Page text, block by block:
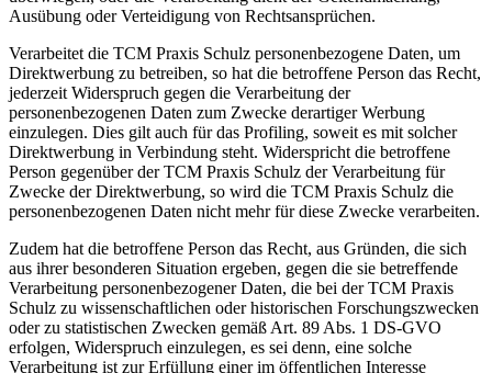
Ausübung oder Verteidigung von Rechtsansprüchen.
Verarbeitet die TCM Praxis Schulz personenbezogene Daten, um
Direktwerbung zu betreiben, so hat die betroffene Person das Recht,
jederzeit Widerspruch gegen die Verarbeitung der
personenbezogenen Daten zum Zwecke derartiger Werbung
einzulegen. Dies gilt auch für das Profiling, soweit es mit solcher
Direktwerbung in Verbindung steht. Widerspricht die betroffene
Person gegenüber der TCM Praxis Schulz der Verarbeitung für
Zwecke der Direktwerbung, so wird die TCM Praxis Schulz die
personenbezogenen Daten nicht mehr für diese Zwecke verarbeiten.
Zudem hat die betroffene Person das Recht, aus Gründen, die sich
aus ihrer besonderen Situation ergeben, gegen die sie betreffende
Verarbeitung personenbezogener Daten, die bei der TCM Praxis
Schulz zu wissenschaftlichen oder historischen Forschungszwecken
oder zu statistischen Zwecken gemäß Art. 89 Abs. 1 DS-GVO
erfolgen, Widerspruch einzulegen, es sei denn, eine solche
Verarbeitung ist zur Erfüllung einer im öffentlichen Interesse